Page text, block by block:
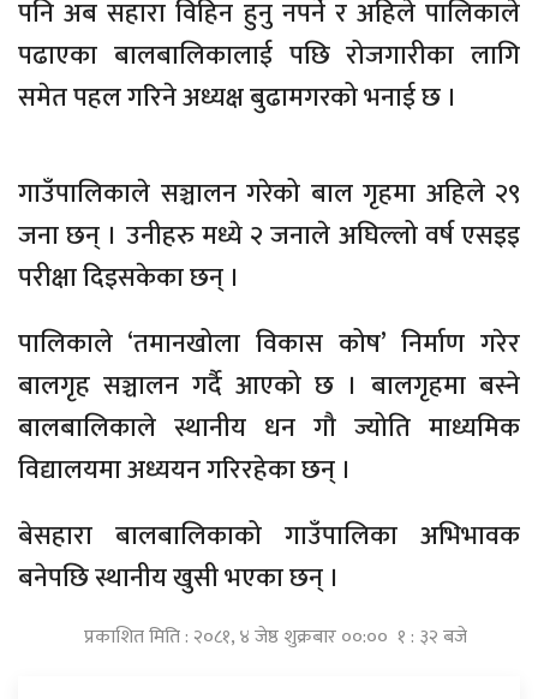
पनि अब सहारा विहिन हुनु नपर्ने र अहिले पालिकाले
पढाएका बालबालिकालाई पछि रोजगारीका लागि
समेत पहल गरिने अध्यक्ष बुढामगरको भनाई छ ।
गाउँपालिकाले सञ्चालन गरेको बाल गृहमा अहिले २९
जना छन् । उनीहरु मध्ये २ जनाले अघिल्लो वर्ष एसइइ
परीक्षा दिइसकेका छन् ।
पालिकाले ‘तमानखोला विकास कोष’ निर्माण गरेर
बालगृह सञ्चालन गर्दै आएको छ । बालगृहमा बस्ने
बालबालिकाले स्थानीय धन गौ ज्योति माध्यमिक
विद्यालयमा अध्ययन गरिरहेका छन् ।
बेसहारा बालबालिकाको गाउँपालिका अभिभावक
बनेपछि स्थानीय खुसी भएका छन् ।
प्रकाशित मिति : २०८१, ४ जेष्ठ शुक्रबार ००:०० १ : ३२ बजे